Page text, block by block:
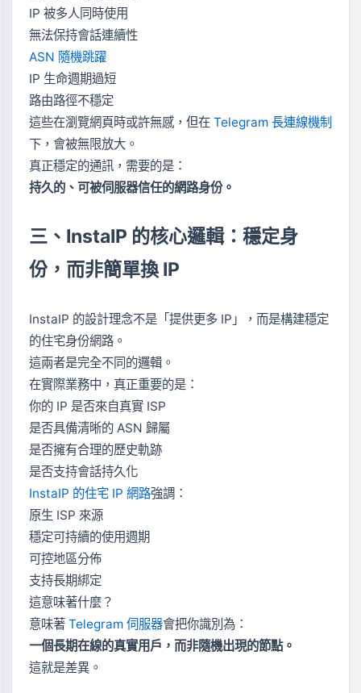
IP 被多人同時使用
無法保持會話連續性
ASN 隨機跳躍
IP 生命週期過短
路由路徑不穩定
這些在瀏覽網頁時或許無感，但在 Telegram 長連線機制
下，會被無限放大。
真正穩定的通訊，需要的是：
持久的、可被伺服器信任的網路身份。
三、InstaIP 的核心邏輯：穩定身
份，而非簡單換 IP
InstaIP 的設計理念不是「提供更多 IP」，而是構建穩定
的住宅身份網路。
這兩者是完全不同的邏輯。
在實際業務中，真正重要的是：
你的 IP 是否來自真實 ISP
是否具備清晰的 ASN 歸屬
是否擁有合理的歷史軌跡
是否支持會話持久化
InstaIP 的住宅 IP 網路強調：
原生 ISP 來源
穩定可持續的使用週期
可控地區分佈
支持長期綁定
這意味著什麼？
意味著 Telegram 伺服器會把你識別為：
一個長期在線的真實用戶，而非隨機出現的節點。
這就是差異。